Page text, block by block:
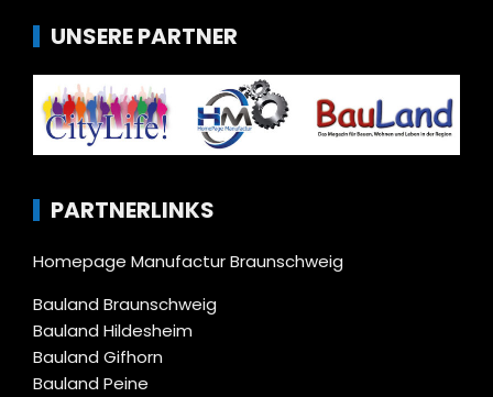
UNSERE PARTNER
PARTNERLINKS
Homepage Manufactur Braunschweig
Bauland Braunschweig
Bauland Hildesheim
Bauland Gifhorn
Bauland Peine